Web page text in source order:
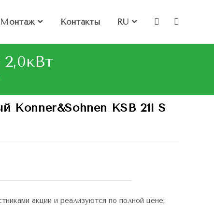
Монтаж Контакты RU
Konner&Sohnen KSB 21i S
акции и реализуются по полной цене;